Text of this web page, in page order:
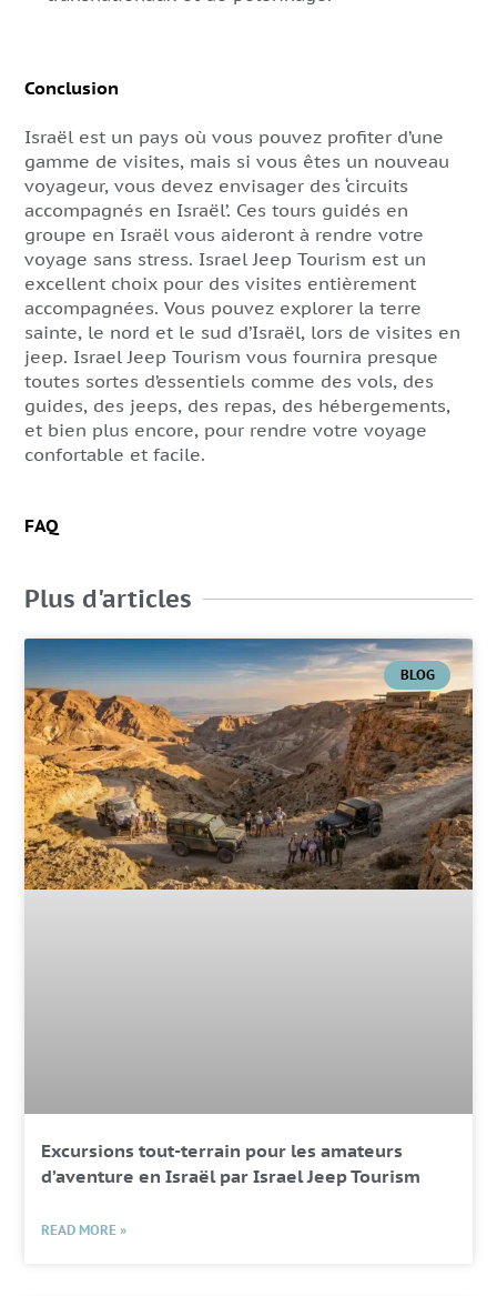
Conclusion
Israël est un pays où vous pouvez profiter d’une
gamme de visites, mais si vous êtes un nouveau
voyageur, vous devez envisager des ‘circuits
accompagnés en Israël’. Ces tours guidés en
groupe en Israël vous aideront à rendre votre
voyage sans stress. Israel Jeep Tourism est un
excellent choix pour des visites entièrement
accompagnées. Vous pouvez explorer la terre
sainte, le nord et le sud d’Israël, lors de visites en
jeep. Israel Jeep Tourism vous fournira presque
toutes sortes d’essentiels comme des vols, des
guides, des jeeps, des repas, des hébergements,
et bien plus encore, pour rendre votre voyage
confortable et facile.
FAQ
Plus d'articles
BLOG
Excursions tout-terrain pour les amateurs
d’aventure en Israël par Israel Jeep Tourism
READ MORE »